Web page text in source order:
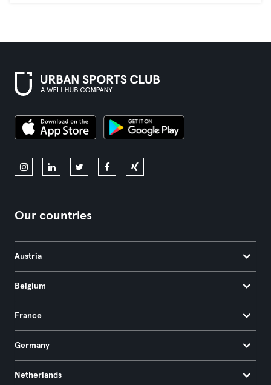
Our countries
Austria
Belgium
France
Germany
Netherlands